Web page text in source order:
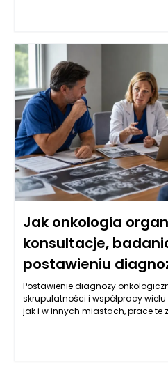
korzeni zęba, może wymagać
dysponuje narzędziami oraz
czy korzeń zęba nadaje się do
nowoczesnym technologiom,
czy tomografia komputerowa,
podejmowane decyzje są zawsze
danych.
Jak onkologia
konsultacje,
postawieniu
Postawienie diagnozy
skrupulatności i współpracy
jak i w innych miastach, prace te
sugerować obecność